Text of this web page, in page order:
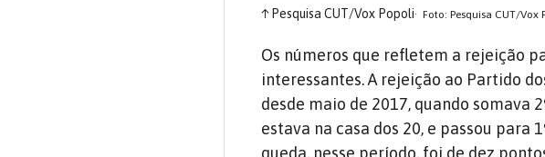
↑Pesquisa CUT/Vox Popoli Foto: Pesquisa CUT/Vox
Os números que refletem a rejeição
interessantes. A rejeição ao Partido
desde maio de 2017, quando somava
estava na casa dos 20, e passou para
queda, nesse período, foi de dez